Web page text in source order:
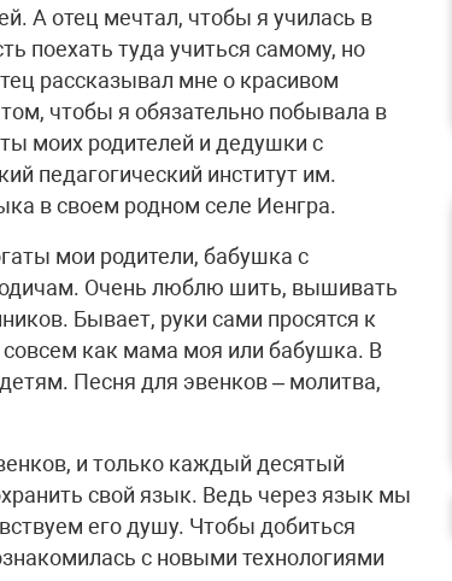
А отец мечтал, чтобы я училась в
поехать туда учиться самому, но
рассказывал мне о красивом
чтобы я обязательно побывала в
моих родителей и дедушки с
педагогический институт им.
в своем родном селе Иенгра.
мои родители, бабушка с
Очень люблю шить, вышивать
Бывает, руки сами просятся к
как мама моя или бабушка. В
Песня для эвенков – молитва,
и только каждый десятый
свой язык. Ведь через язык мы
его душу. Чтобы добиться
с новыми технологиями